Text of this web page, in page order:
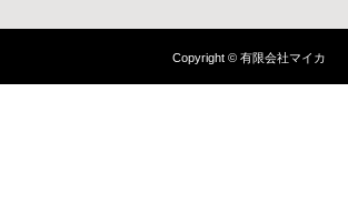
Copyright © 有限会社マイカ